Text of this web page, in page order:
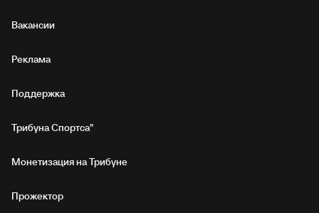
Вакансии
Реклама
Поддержка
Трибуна Спортса"
Монетизация на Трибуне
Прожектор